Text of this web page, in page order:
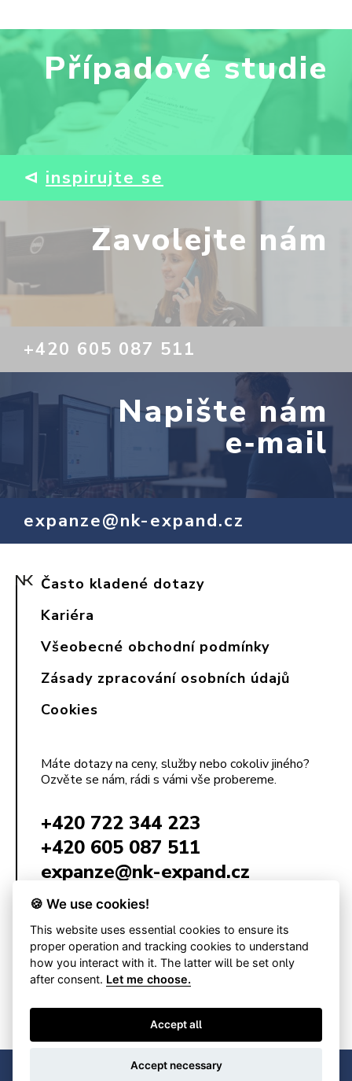
Případové studie
⊲ inspirujte se
Zavolejte nám
+420 605 087 511
Napište nám
e‑mail
expanze@nk-expand.cz
Často kladené dotazy
Kariéra
Všeobecné obchodní podmínky
Zásady zpracování osobních údajů
Cookies
Máte dotazy na ceny, služby nebo cokoliv jiného?
Ozvěte se nám, rádi s vámi vše probereme.
+420 722 344 223
+420 605 087 511
expanze@nk-expand.cz
NK Expand s.r.o.
Poštovská 68/3
602 00 Brno
Česká republika
© 2026 NK Expand s.r.o.
🍪 We use cookies!
This website uses essential cookies to ensure its
proper operation and tracking cookies to understand
how you interact with it. The latter will be set only
after consent. Let me choose.
Accept all
Accept necessary